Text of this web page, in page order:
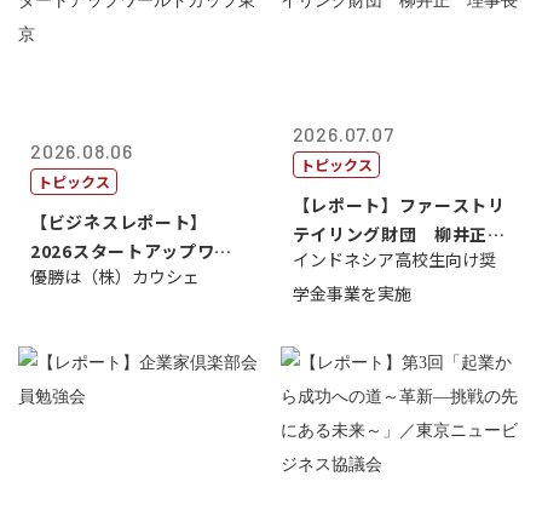
2026.08.06
トピックス
【ビジネスレポート】
2026スタートアップワー
ルドカップ東京
優勝は（株）カウシェ
2026.07.07
トピックス
【レポート】ファーストリ
テイリング財団 柳井正
理事長
インドネシア高校生向け奨
学金事業を実施